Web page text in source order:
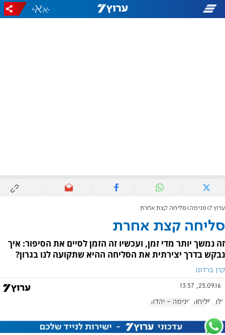
-
+
ערוץ 7 פנימה סליחה קצת אחרת
סליחה קצת אחרת
זה נמשך יותר מדי זמן, ועכשיו זה הזמן לסיים את הסיפור: איך
נבקש בדרך יצירתית את הסליחה ההיא שתקועה לנו בגרון?
קרן ברדוגו
25.09.16, 13:57
אלול סליחות פנימה - יהדות